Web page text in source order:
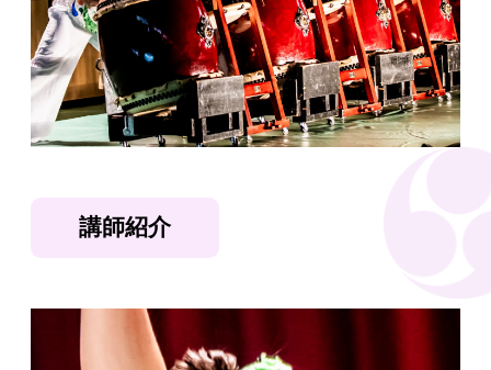
講師紹介